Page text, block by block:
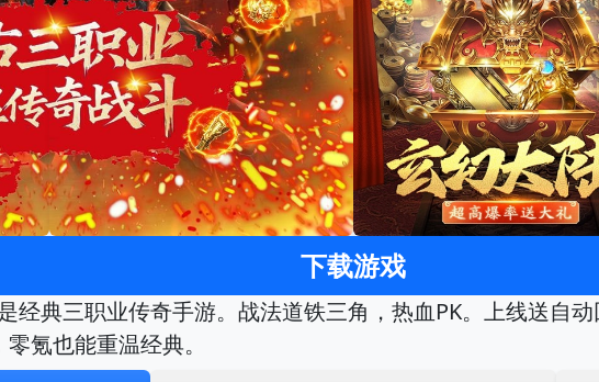
下载游戏
经典三职业传奇手游。战法道铁三角，热血PK。上线送自
氪也能重温经典。